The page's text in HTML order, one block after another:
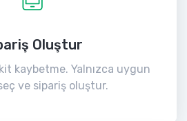
Oluştur
kaybetme. Yalnızca uygun
ve sipariş oluştur.